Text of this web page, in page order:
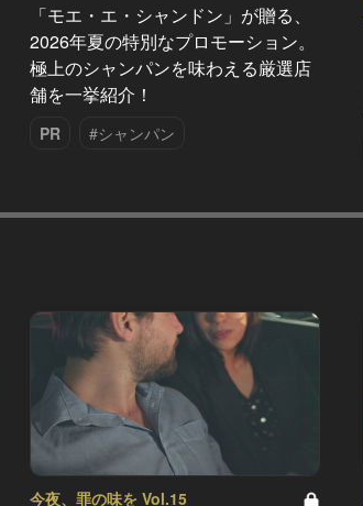
「モエ・エ・シャンドン」が贈る、
2026年夏の特別なプロモーション。
極上のシャンパンを味わえる厳選店
舗を一挙紹介！
PR #シャンパン
今夜、罪の味を Vol.15